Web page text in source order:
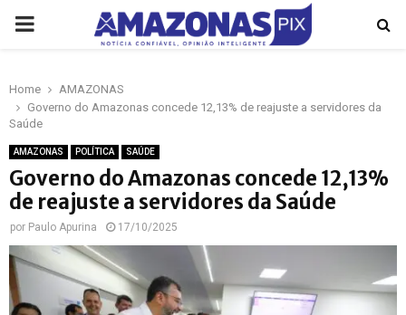
PRIMARY
Home
AMAZONAS
Governo do Amazonas concede 12,13% de reajuste a servidores da
Saúde
AMAZONAS POLÍTICA SAÚDE
Governo do Amazonas concede 12,13%
de reajuste a servidores da Saúde
por Paulo Apurina 17/10/2025